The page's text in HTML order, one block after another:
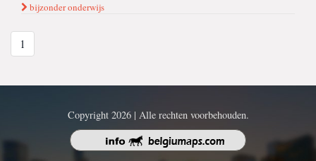
bijzonder onderwijs
1
Copyright 2026 | Alle rechten voorbehouden.